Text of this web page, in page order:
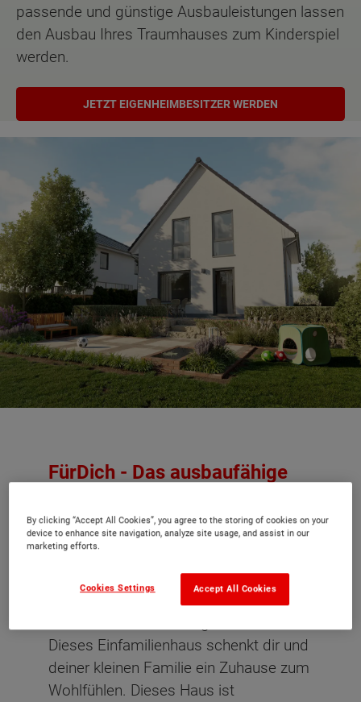
passende und günstige Ausbauleistungen lassen
den Ausbau Ihres Traumhauses zum Kinderspiel
werden.
JETZT EIGENHEIMBESITZER WERDEN
FürDich - Das ausbaufähige
FürDich! Angefangen vom cleveren
Grundriss, über den großzügigen
Wohnbereich mit Panoramafenster bis
Dieses Einfamilienhaus schenkt dir und
deiner kleinen Familie ein Zuhause zum
Wohlfühlen.​​​​​​ Dieses Haus ist
By clicking “Accept All Cookies”, you agree to the storing of cookies on your
device to enhance site navigation, analyze site usage, and assist in our
marketing efforts.
Accept All Cookies
Cookies Settings